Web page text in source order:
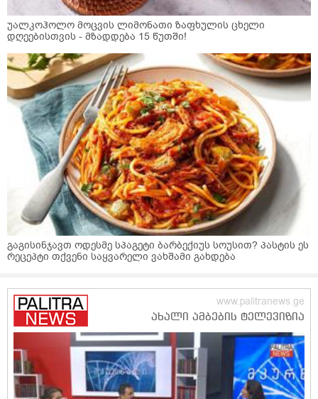
უალკოჰოლო მოცვის ლიმონათი ზაფხულის ცხელი
დღეებისთვის - მზადდება 15 წუთში!
გაგისინჯავთ ოდესმე სპაგეტი ბარბექიუს სოუსით? პასტის ეს
რეცეპტი თქვენი საყვარელი ვახშამი გახდება